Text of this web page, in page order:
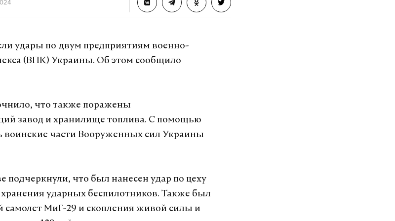
мы есть в
VK .
# медведев # рф
удары по двум предприятиям военно-
(ВПК) Украины. Об этом сообщило
что также поражены
завод и хранилище топлива. С помощью
воинские части Вооруженных сил Украины
подчеркнули, что был нанесен удар по цеху
хранения ударных беспилотников. Также был
самолет МиГ-29 и скопления живой силы и